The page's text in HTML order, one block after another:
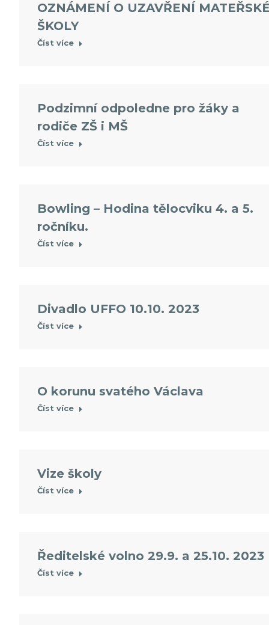
OZNÁMENÍ O UZAVŘENÍ
ŠKOLY
Číst více
Podzimní odpoledne pro žáky a
rodiče ZŠ i MŠ
Číst více
Bowling – Hodina tělocviku 4. a 5.
ročníku.
Číst více
Divadlo UFFO 10.10. 2023
Číst více
O korunu svatého Václava
Číst více
Vize školy
Číst více
Ředitelské volno 29.9. a 25.10. 2023
Číst více